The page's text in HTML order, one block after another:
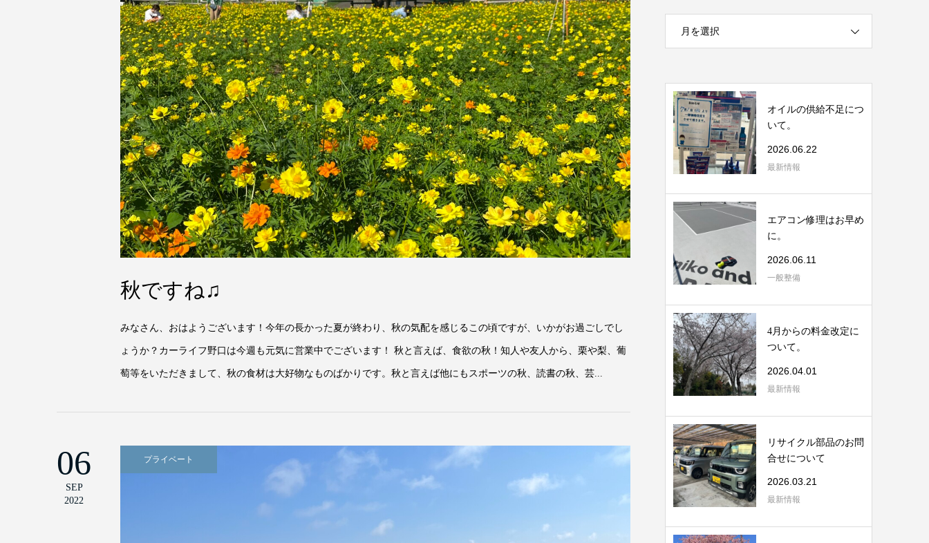
秋ですね♫
みなさん、おはようございます！今年の長かった夏が終わり、秋の気配を感じるこの頃ですが、いかがお過ごしでし
ょうか？カーライフ野口は今週も元気に営業中でございます！ 秋と言えば、食欲の秋！知人や友人から、栗や梨、葡
萄等をいただきまして、秋の食材は大好物なものばかりです。秋と言えば他にもスポーツの秋、読書の秋、芸...
06
SEP
2022
プライベート
月を選択
オイルの供給不足につ
いて。
2026.06.22
最新情報
エアコン修理はお早め
に。
2026.06.11
一般整備
4月からの料金改定に
ついて。
2026.04.01
最新情報
リサイクル部品のお問
合せについて
2026.03.21
最新情報